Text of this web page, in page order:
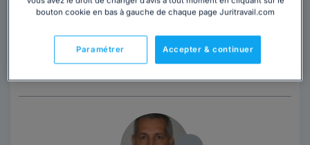
Avocat au barreau de Grasse
Contacter cet avocat
bouton cookie en bas à gauche de chaque page Juritravail.com
Accepter & continuer
Paramétrer